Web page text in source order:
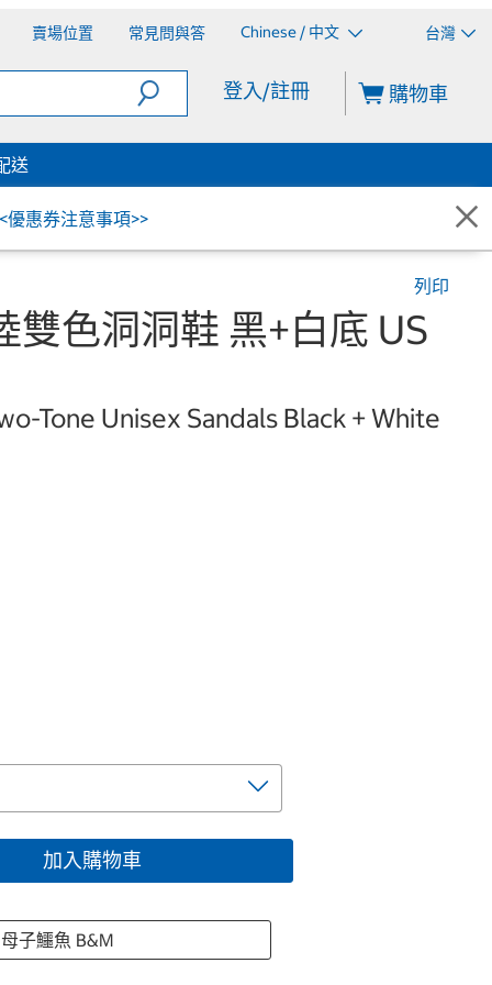
賣場位置 常見問與答 Chinese / 中文 台灣
登入/註冊 購物車
送
優惠券注意事項>>
列印
雙色洞洞鞋 黑+白底 US
Tone Unisex Sandals Black + White
加入購物車
子鱷魚 B&M